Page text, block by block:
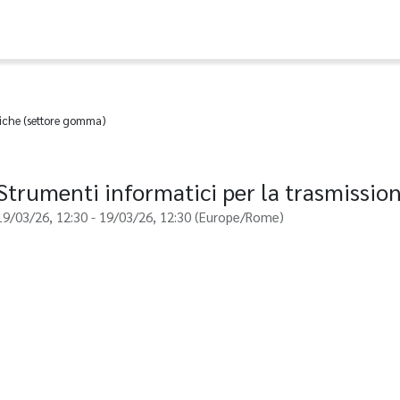
(settore gomma)
informatici per la
03/26, 12:30- 19/03/26, 12:30(Europe/Rome)